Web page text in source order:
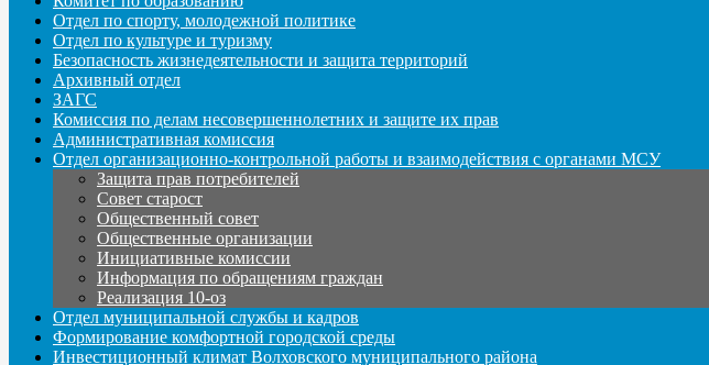
Отдел по спорту, молодежной политике
Отдел по культуре и туризму
Безопасность жизнедеятельности и защита территорий
Архивный отдел
ЗАГС
Комиссия по делам несовершеннолетних и защите их прав
Административная комиссия
Отдел организационно-контрольной работы и взаимодействия с органами МСУ
Защита прав потребителей
Совет старост
Общественный совет
Общественные организации
Инициативные комиссии
Информация по обращениям граждан
Реализация 10-оз
Отдел муниципальной службы и кадров
Формирование комфортной городской среды
Инвестиционный климат Волховского муниципального района